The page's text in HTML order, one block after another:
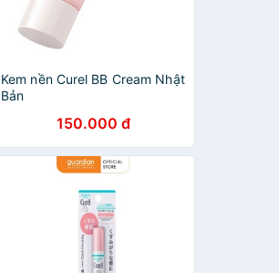
Kem nền Curel BB Cream Nhật
Bản
150.000 đ